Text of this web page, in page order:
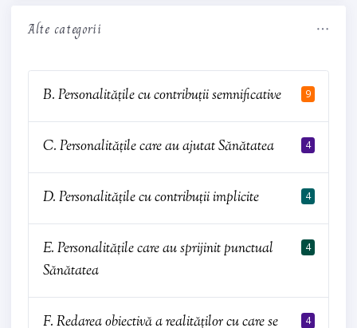
Alte categorii
9
B. Personalitățile cu contribuții semnificative
4
C. Personalitățile care au ajutat Sănătatea
4
D. Personalitățile cu contribuții implicite
4
E. Personalitățile care au sprijinit punctual
Sănătatea
4
F. Redarea obiectivă a realităților cu care se